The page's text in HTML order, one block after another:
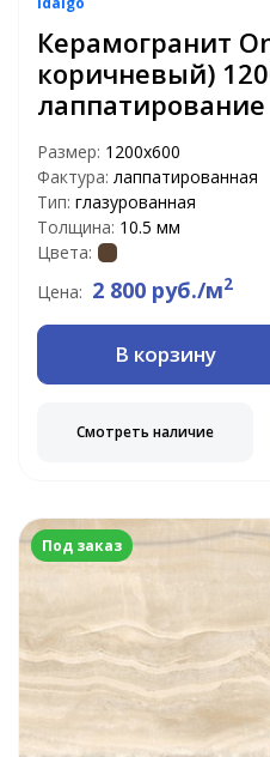
Керамогранит
коричневый)
лаппатирование
Размер: 1200х600
Фактура: лаппатированная
Тип: глазурованная
Толщина: 10.5 мм
Цвета:
Цена: 2 800 руб./м2
В корзину
Смотреть наличие
Под заказ